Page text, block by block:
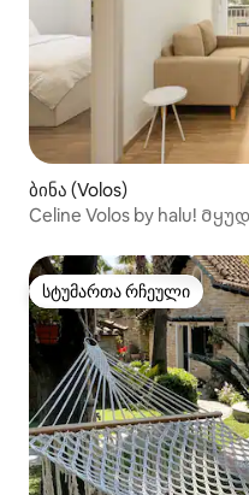
ბინა (Volos)
Celine Volos by halu!
სტუმართა რჩეული
სტუმართა რჩეული